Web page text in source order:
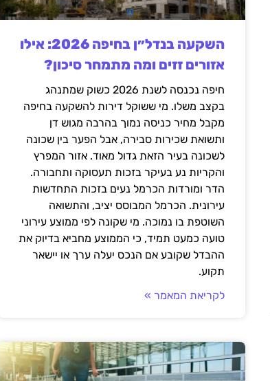
השקעה בנדל״ן בחיפה 2026: אילו
אזורים זזים ומה מתמחר סיכון?
חיפה נכנסה לשנת 2026 כשוק שמתנהג
בקצב משלו. מי ששוקל דירות להשקעה בחיפה
מקבל מחיר כניסה נמוך בהרבה מגוש דן
ותשואת שכירות סבירה, אבל הפער בין שכונה
לשכונה בעיר הזאת גדול מאוד. אזור המפרץ
והקריות נע בעיקר בזכות תעסוקה ותחבורה.
הדר ומורדות הכרמל נעים בזכות התחדשות
עירונית. הכרמל המבוסס יציב, והתשואה
השוטפת בו נמוכה. מי שקונה לפי ממוצע עירוני
טועה כמעט תמיד, כי הממוצע מחביא בדיוק את
ההבדל שקובע אם הנכס יעלה ערך או יישאר
תקוע.
לקריאת המאמר »